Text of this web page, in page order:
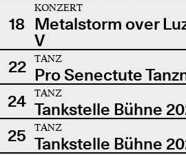
18
KONZERT
Metalstorm over
V
22
TANZ
Pro Senectute
24
TANZ
Tankstelle Bühne
25
TANZ
Tankstelle Bühne